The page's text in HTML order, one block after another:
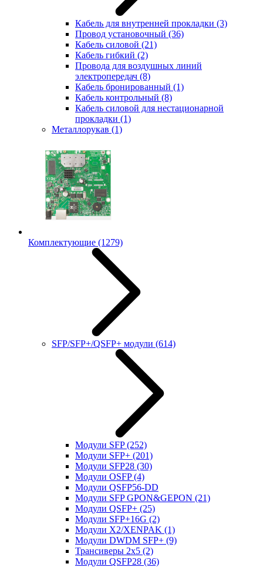
Кабель для внутренней прокладки (3)
Провод установочный (36)
Кабель силовой (21)
Кабель гибкий (2)
Провода для воздушных линий
электропередач (8)
Кабель бронированный (1)
Кабель контрольный (8)
Кабель силовой для нестационарной
прокладки (1)
Металлорукав (1)
Комплектующие (1279)
SFP/SFP+/QSFP+ модули (614)
Модули SFP(252)
Модули SFP+ (201)
Модули SFP28 (30)
Модули OSFP(4)
Модули QSFP56-DD
Модули SFP GPON&GEPON (21)
Модули QSFP+ (25)
Модули SFP+16G (2)
Модули X2/XENPAK (1)
Модули DWDM SFP+ (9)
Трансиверы 2x5 (2)
Модули QSFP28 (36)